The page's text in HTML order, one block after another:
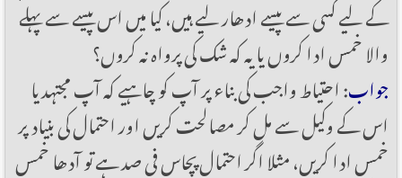
کے لیے کسی سے پیسے ادھار لیے ہیں، کیا میں اس پیسے سے پہلے
والا خمس ادا کروں یا یہ کہ شک کی پرواہ نہ کروں؟
جواب: احتیاط واجب کی بناء پر آپ کو چاہیے کہ آپ مجتہد یا
اس کے وکیل سے مل کر مصالحت کریں اور احتمال کی بنیاد پر
خمس ادا کریں، مثلا اگر احتمال پچاس فی صد ہے تو آدھا خمس